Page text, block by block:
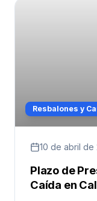
Resbalones y
10 de abril de
Plazo de
Caída en